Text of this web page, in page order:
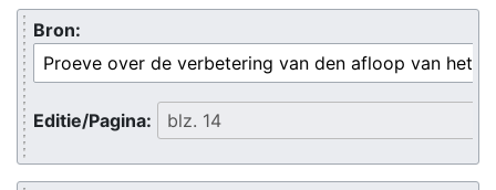
Bron:
Editie/Pagina: